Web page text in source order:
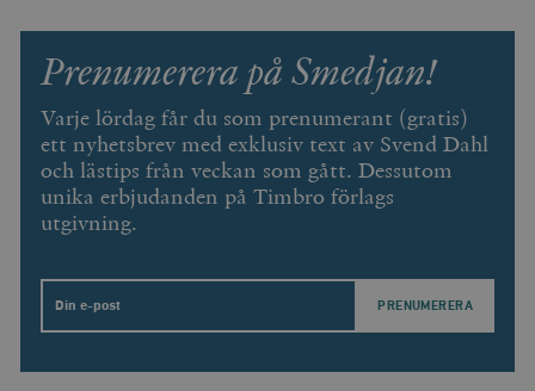
Prenumerera på Smedjan!
Varje lördag får du som prenumerant (gratis)
ett nyhetsbrev med exklusiv text av Svend Dahl
och lästips från veckan som gått. Dessutom
unika erbjudanden på Timbro förlags
utgivning.
Email